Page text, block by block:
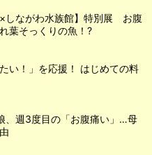
×しながわ水族館】特別展 お腹
葉そっくりの魚！?
い！」を応援！ はじめての料
、週3度目の「お腹痛い」…母